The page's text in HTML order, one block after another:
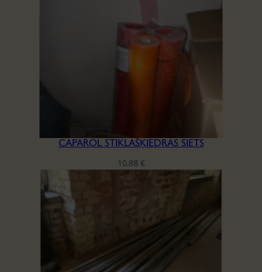
CAPAROL STIKLAŠĶIEDRAS SIETS
10,88 €